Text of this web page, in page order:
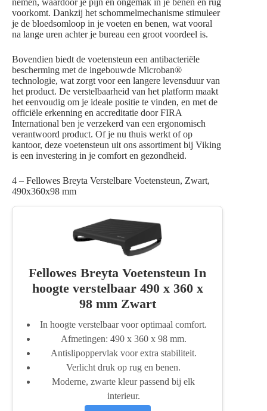
nemen, waardoor je pijn en ongemak in je benen en rug
voorkomt. Dankzij het schommelmechanisme stimuleer
je de bloedsomloop in je voeten en benen, wat vooral
na lange uren achter je bureau een groot voordeel is.
Bovendien biedt de voetensteun een antibacteriële
bescherming met de ingebouwde Microban®
technologie, wat zorgt voor een langere levensduur van
het product. De verstelbaarheid van het platform maakt
het eenvoudig om je ideale positie te vinden, en met de
officiële erkenning en accreditatie door FIRA
International ben je verzekerd van een ergonomisch
verantwoord product. Of je nu thuis werkt of op
kantoor, deze voetensteun uit ons assortiment bij Viking
is een investering in je comfort en gezondheid.
4 – Fellowes Breyta Verstelbare Voetensteun, Zwart,
490x360x98 mm
Fellowes Breyta Voetensteun In
hoogte verstelbaar 490 x 360 x
98 mm Zwart
In hoogte verstelbaar voor optimaal comfort.
Afmetingen: 490 x 360 x 98 mm.
Antislipoppervlak voor extra stabiliteit.
Verlicht druk op rug en benen.
Moderne, zwarte kleur passend bij elk
interieur.